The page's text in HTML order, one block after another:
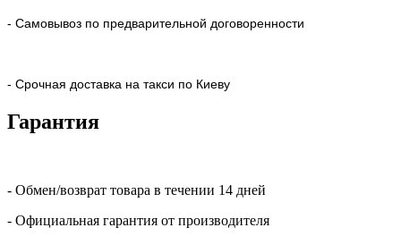
- Самовывоз по предварительной договоренности
- Срочная доставка на такси по Киеву
Гарантия
- Обмен/возврат товара в течении 14 дней
- Официальная гарантия от производителя